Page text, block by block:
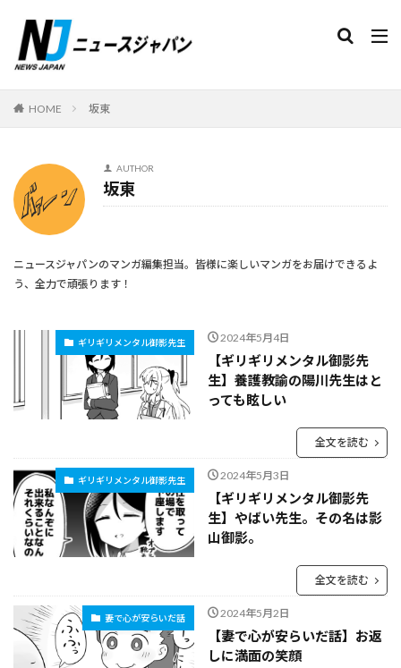
HOME 坂東
AUTHOR
坂東
ニュースジャパンのマンガ編集担当。皆様に楽しいマンガをお届けできるよ
う、全力で頑張ります！
ギリギリメンタル御影先生 2024年5月4日
【ギリギリメンタル御影先
生】養護教諭の陽川先生はと
っても眩しい
全文を読む
ギリギリメンタル御影先生 2024年5月3日
【ギリギリメンタル御影先
生】やばい先生。その名は影
山御影。
全文を読む
妻で心が安らいだ話 2024年5月2日
【妻で心が安らいだ話】お返
しに満面の笑顔
検索